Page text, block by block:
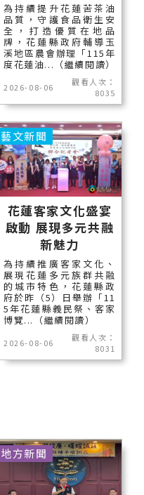
為持續提升花蓮苦茶油
品質，守護食品衛生安
全，打造優質在地品
牌，花蓮縣政府輔導玉
溪地區農會辦理「115年
度花蓮油...（繼續閱讀）
2026-08-06
觀看人次：
8035
花蓮客家文化盛宴
啟動 展現多元共融
新魅力
為持續推廣客家文化、
展現花蓮多元族群共融
的城市特色，花蓮縣政
府於昨（5）日舉辦「11
5年花蓮縣義民祭、客家
博覽...（繼續閱讀）
2026-08-06
觀看人次：
8031
藝文新聞
地方新聞